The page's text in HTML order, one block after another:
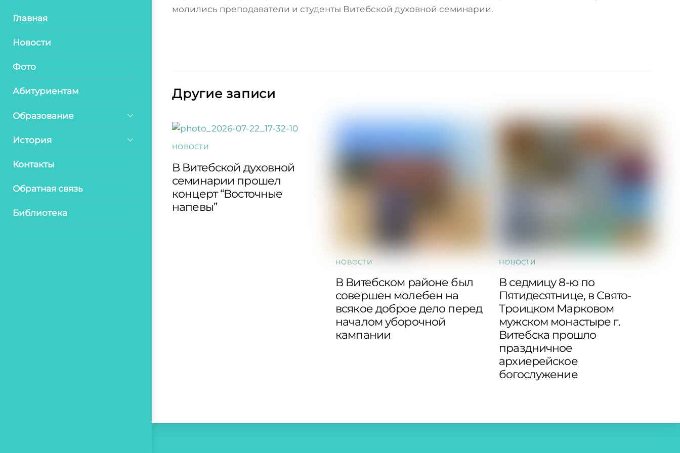
Главная
Новости
Фото
Абитуриентам
Образование
История
Контакты
Обратная связь
Библиотека
молились преподаватели и студенты Витебской духовной семинарии.
Другие записи
НОВОСТИ
В Витебской духовной
семинарии прошел
концерт “Восточные
напевы”
НОВОСТИ
В Витебском районе был
совершен молебен на
всякое доброе дело перед
началом уборочной
кампании
НОВОСТИ
В седмицу 8-ю по
Пятидесятнице, в Свято-
Троицком Марковом
мужском монастыре г.
Витебска прошло
праздничное
архиерейское
богослужение